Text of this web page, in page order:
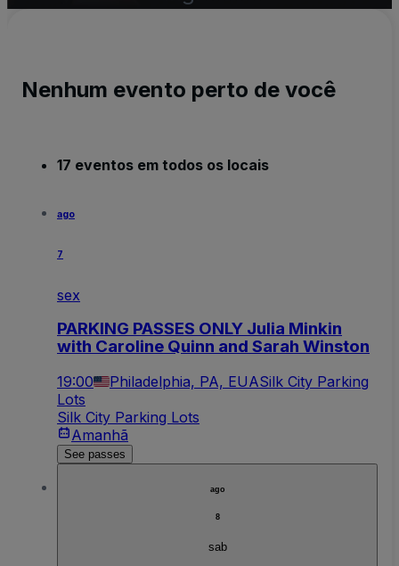
Nenhum evento perto de você
17 eventos em todos os locais
ago
7
sex
PARKING PASSES ONLY Julia Minkin
with Caroline Quinn and Sarah Winston
19:00 Philadelphia, PA, EUASilk City Parking
Lots
Silk City Parking Lots
Amanhã
See passes
ago
8
sab